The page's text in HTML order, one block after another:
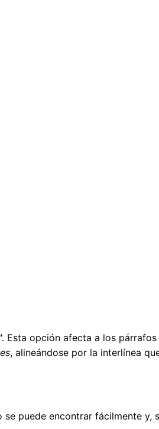
". Esta opción afecta a los párrafos
, alineándose por la interlínea
puede encontrar fácilmente y,